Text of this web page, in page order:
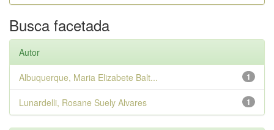
Busca facetada
Autor
1
Albuquerque, Maria Elizabete Balt...
1
Lunardelli, Rosane Suely Alvares